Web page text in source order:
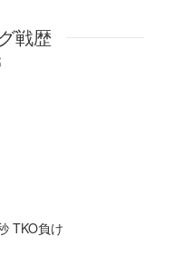
戦歴
TKO負け